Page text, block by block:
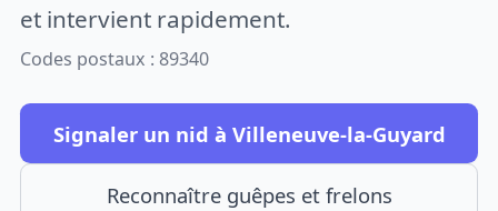
et intervient rapidement.
Codes postaux : 89340
Signaler un nid à Villeneuve-la-Guyard
Reconnaître guêpes et frelons